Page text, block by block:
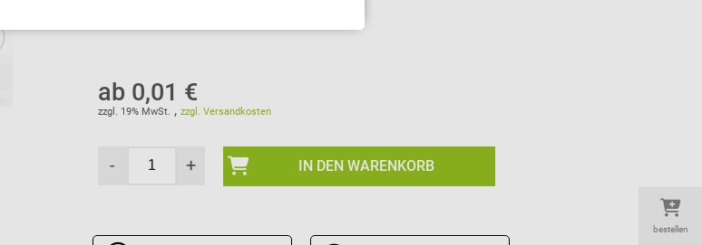
ab 0,01 €
zzgl. 19% MwSt. ,zzgl. Versandkosten
- + IN DEN WARENKORB
bestellen